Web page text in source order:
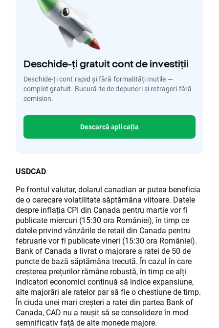
Deschide-ți gratuit cont de investiții
Deschide-ți cont rapid și fără formalități inutile —
complet gratuit. Bucură-te de depuneri și retrageri fără
comision.
Descarcă aplicația
USDCAD
Pe frontul valutar, dolarul canadian ar putea beneficia
de o oarecare volatilitate săptămâna viitoare. Datele
despre inflația CPI din Canada pentru martie vor fi
publicate miercuri (15:30 ora României), în timp ce
datele privind vânzările de retail din Canada pentru
februarie vor fi publicate vineri (15:30 ora României).
Bank of Canada a livrat o majorare a ratei de 50 de
puncte de bază săptămâna trecută. În cazul în care
creșterea prețurilor rămâne robustă, în timp ce alți
indicatori economici continuă să indice expansiune,
alte majorări ale ratelor par să fie o chestiune de timp.
În ciuda unei mari creșteri a ratei din partea Bank of
Canada, CAD nu a reușit să se consolideze în mod
semnificativ față de alte monede majore.